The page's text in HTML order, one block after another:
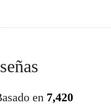
en 7,420